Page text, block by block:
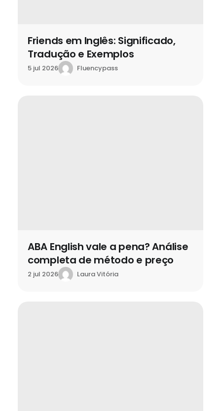
Friends em Inglês: Significado,
Tradução e Exemplos
5 jul 2026 Fluencypass
ABA English vale a pena? Análise
completa de método e preço
2 jul 2026 Laura Vitória